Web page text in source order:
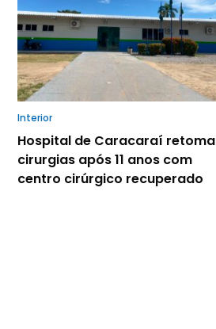
Interior
Hospital de Caracaraí retoma
cirurgias após 11 anos com
centro cirúrgico recuperado